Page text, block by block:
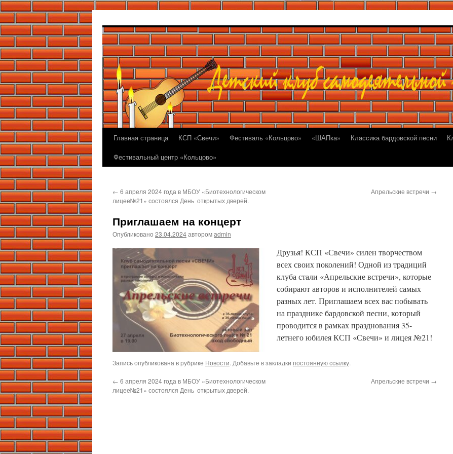
содержимому
Главная страница КСП «Свечи» Фестиваль «Кольцово» «ШАПка» Классика бардовской песни
Фестивальный центр «Кольцово»
← 6 апреля 2024 года в МБОУ «Биотехнологическом
лицее№21» состоялся День открытых дверей.
Апрельские встречи →
Приглашаем на концерт
Опубликовано 23.04.2024авторомadmin
Друзья! КСП «Свечи» силен творчеством
всех своих поколений! Одной из традиций
клуба стали «Апрельские встречи», которые
собирают авторов и исполнителей самых
разных лет. Приглашаем всех вас побывать
на празднике бардовской песни, который
проводится в рамках празднования 35-
летнего юбилея КСП «Свечи» и лицея №21!
Запись опубликована в рубрике Новости. Добавьте в закладки постоянную ссылку.
← 6 апреля 2024 года в МБОУ «Биотехнологическом
лицее№21» состоялся День открытых дверей.
Апрельские встречи →